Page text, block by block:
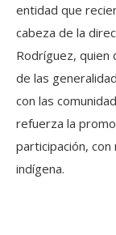
entidad que
cabeza de la
Rodríguez, quien
de las
con las
refuerza la
participación,
indígena.